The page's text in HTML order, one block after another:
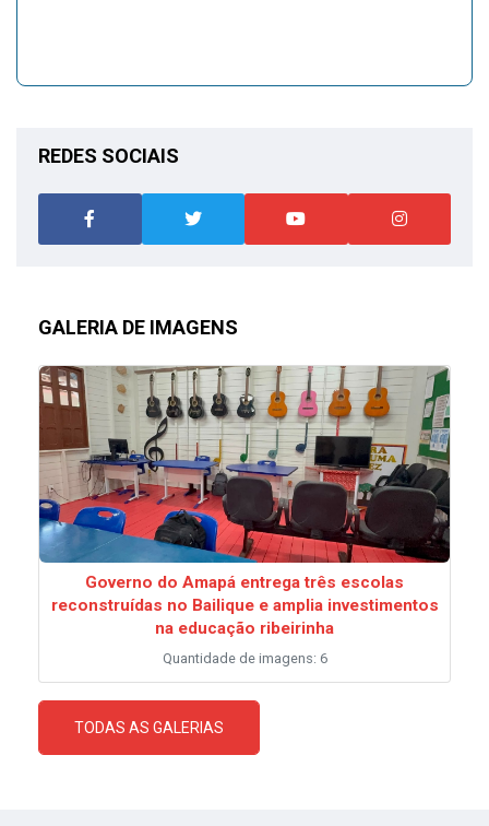
REDES SOCIAIS
GALERIA DE IMAGENS
Governo do Amapá entrega três escolas
reconstruídas no Bailique e amplia investimentos
na educação ribeirinha
Quantidade de imagens: 6
TODAS AS GALERIAS